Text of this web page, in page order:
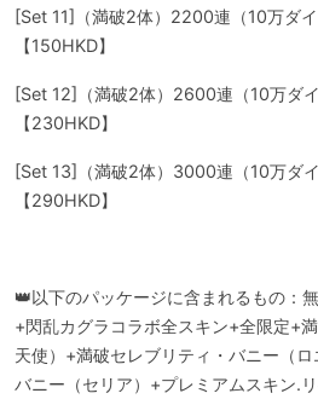
[Set 11]（満破2体）2200連（10万ダ
【150HKD】
[Set 12]（満破2体）2600連（10万ダ
【230HKD】
[Set 13]（満破2体）3000連（10万ダ
【290HKD】
👑以下のパッケージに含まれるもの：
+閃乱カグラコラボ全スキン+全限定+
天使）+満破セレブリティ・バニー（
バニー（セリア）+プレミアムスキン.